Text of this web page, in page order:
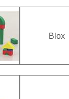
Blox